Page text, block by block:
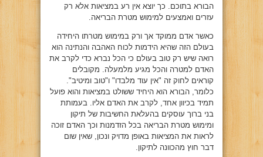
הבורא בתוכם. כך יוצא אין רע במציאות אלא רק
עזרים ואמצעים למימוש מטרת הבריאה.
כאשר אדם ממוקד אך ורק במימוש מטרתו היחידה
בעולם הזה שהיא הידמות לכוח האהבה והנתינה הוא
רואה שיש רק טוב בעולם כי הכל נברא כדי לקרב את
האדם למטרה והכל מגיע מלמעלה. מקובלים
קוראים לחוק זה "אין עוד מלבדו" ו"טוב ומיטיב".
כלומר, הבורא הוא היחיד ששולט במציאות והוא פועל
תמיד בכיוון אחד, לקרב את האדם אליו. בעמותת
בני ברוך עוסקים בהעלאת החשיבות של תיקון
ומימוש מטרת הבריאה בכל הזדמנות וכך האדם זוכה
לראות את המציאות באופן מדויק ונכון, שאין שום
דבר חוץ מהכוונה לתיקון.